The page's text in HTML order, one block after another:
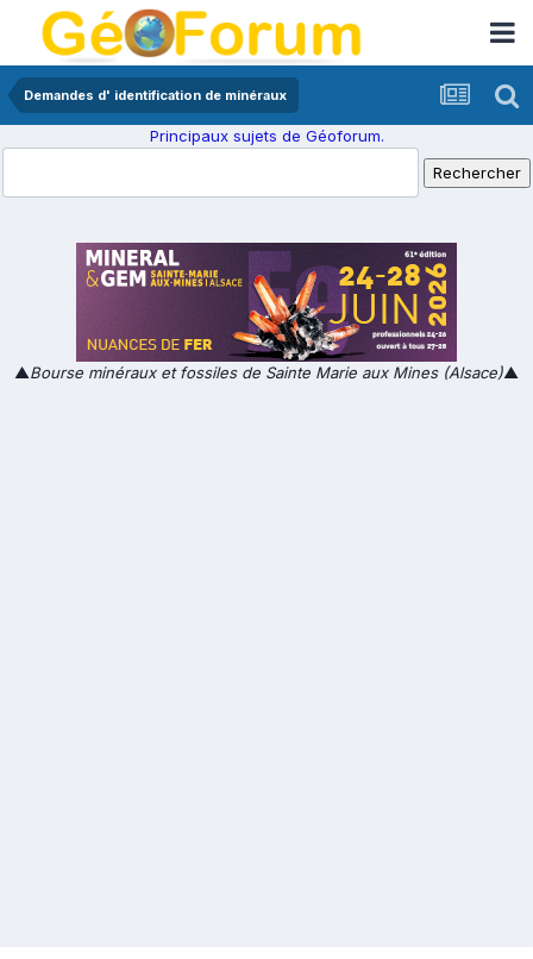
Demandes d' identification de minéraux
Principaux sujets de Géoforum.
▲Bourse minéraux et fossiles de Sainte Marie aux Mines (Alsace)▲